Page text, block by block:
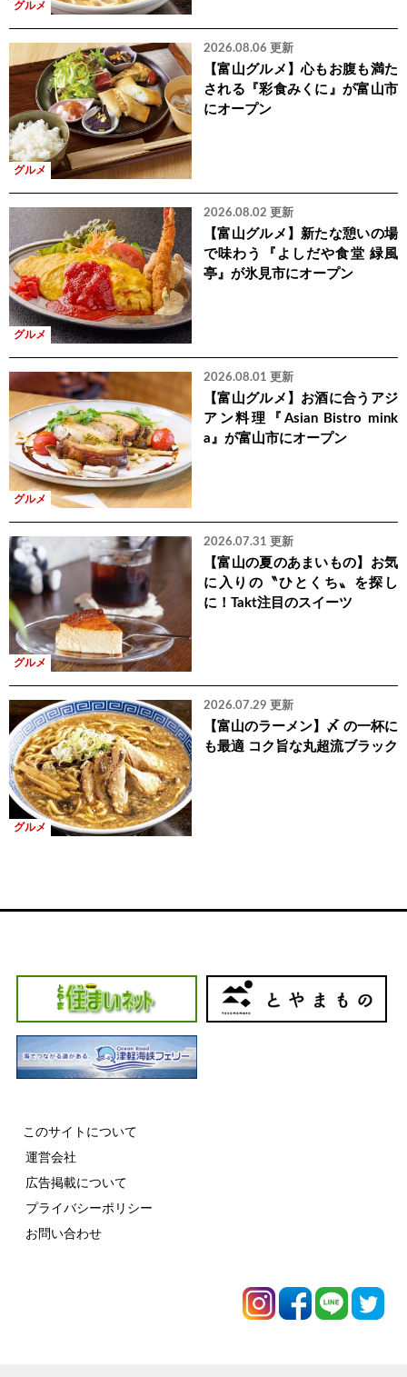
グルメ
グルメ
2026.08.06 更新
【富山グルメ】心もお腹も満た
される『彩食みくに』が富山市
にオープン
グルメ
2026.08.02 更新
【富山グルメ】新たな憩いの場
で味わう『よしだや食堂 緑風
亭』が氷見市にオープン
グルメ
2026.08.01 更新
【富山グルメ】お酒に合うアジ
アン料理『Asian Bistro mink
a』が富山市にオープン
グルメ
2026.07.31 更新
【富山の夏のあまいもの】お気
に入りの〝ひとくち〟を探し
に！Takt注目のスイーツ
グルメ
2026.07.29 更新
【富山のラーメン】〆 の一杯に
も最適 コク旨な丸超流ブラック
このサイトについて
運営会社
広告掲載について
プライバシーポリシー
お問い合わせ